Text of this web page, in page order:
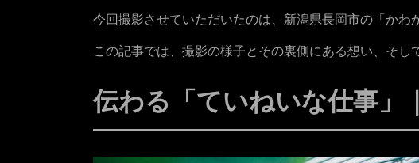
今回撮影させていただいたのは、新潟県長岡市の「かわ
この記事では、撮影の様子とその裏側にある想い、そし
伝わる「ていねいな仕事」